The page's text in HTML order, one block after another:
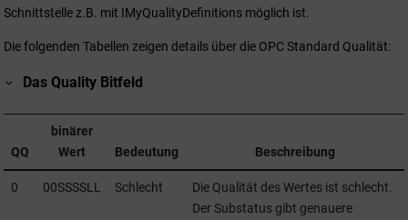
Schnittstelle z.B. mit IMyQualityDefinitions möglich ist.
Die folgenden Tabellen zeigen details über die OPC Standard Qualität:
Das Quality Bitfeld
QQ
binärer
Wert
Bedeutung Beschreibung
0 00SSSSLL Schlecht
Die Qualität des Wertes ist schlecht.
Der Substatus gibt genauere